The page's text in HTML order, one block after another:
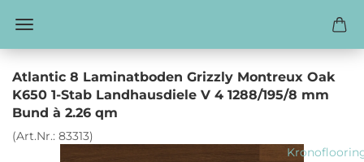
Atlantic 8 Laminatboden Grizzly Montreux Oak
K650 1-Stab Landhausdiele V 4 1288/195/8 mm
Bund à 2.26 qm
(Art.Nr.: 83313)